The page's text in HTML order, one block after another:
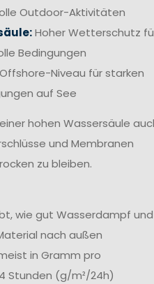
Outdoor-Aktivitäten
Hoher Wetterschutz
Bedingungen
Offshore-Niveau für starken
auf See
hohen Wassersäule
und Membranen
zu bleiben.
wie gut Wasserdampf und
nach außen
in Gramm pro
Stunden (g/m²/24h)